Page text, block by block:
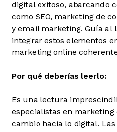
digital exitoso, abarcando
como SEO, marketing de
y email marketing. Guía al
integrar estos elementos
marketing online
Por qué deberías leerlo:
Es una lectura
especialistas en
cambio hacia lo digital.